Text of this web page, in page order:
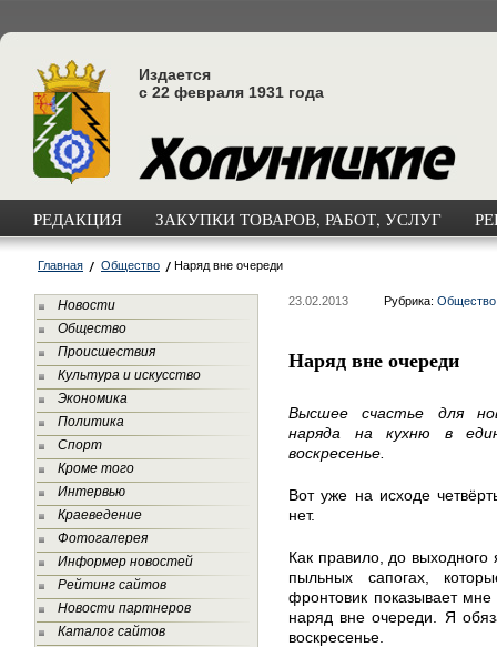
Издается
с 22 февраля 1931 года
РЕДАКЦИЯ ЗАКУПКИ ТОВАРОВ, РАБОТ, УСЛУГ
Главная Общество Наряд вне очереди
Новости
Общество
Происшествия
Культура и искусство
Экономика
Политика
Спорт
Кроме того
Интервью
Краеведение
Фотогалерея
Информер новостей
Рейтинг сайтов
Новости партнеров
Каталог сайтов
23.02.2013 Рубрика: Общество
Наряд вне очереди
Высшее счастье для
наряда на кухню в
воскресенье.
Вот уже на исходе
нет.
Как правило, до выходного
пыльных сапогах,
фронтовик показывает
наряд вне очереди. Я
воскресенье.